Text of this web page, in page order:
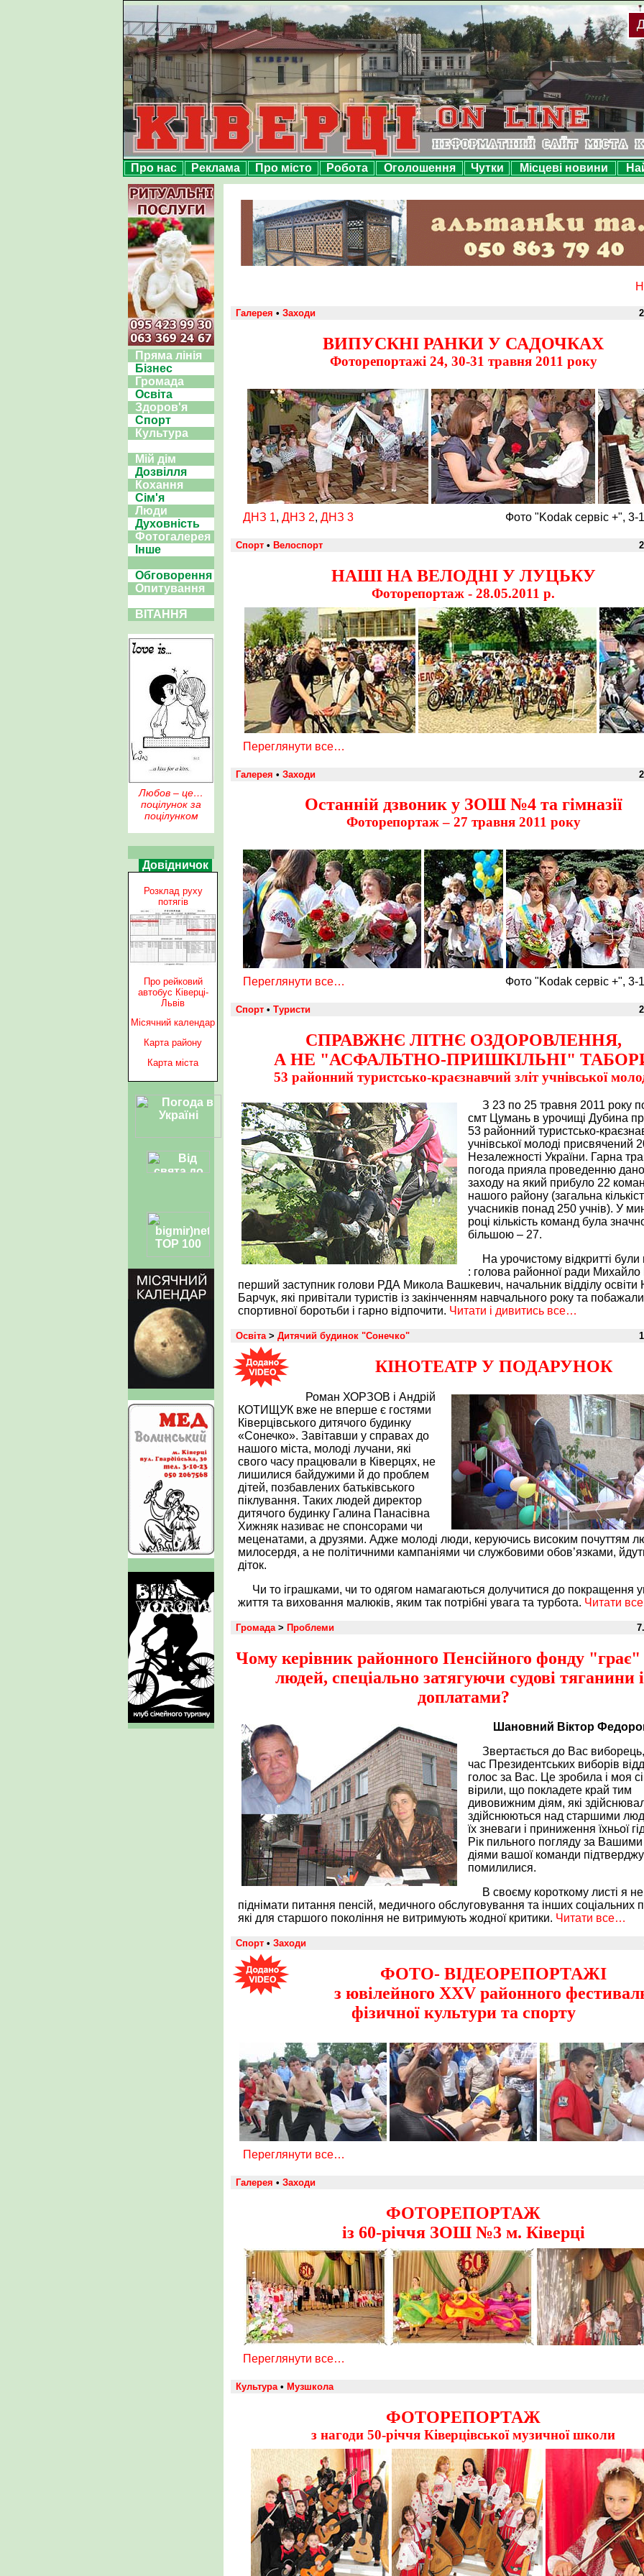
Про нас Реклама Про місто Робота Оголошення Чутки Місцеві новини
Пряма лінія
Бізнес
Громада
Освіта
Здоров'я
Спорт
Культура
Мій дім
Дозвілля
Кохання
Сім'я
Люди
Духовність
Фотогалерея
Інше
Обговорення
Опитування
ВІТАННЯ
Любов – це…
поцілунок за
поцілунком
Довідничок
Розклад руху
потягів
Про рейковий
автобус Ківерці-
Львів
Місячний календар
Карта району
Карта міста
Галерея • Заходи
ВИПУСКНІ РАНКИ У САДОЧКАХ
Фоторепортажі 24, 30-31 травня 2011 року
ДНЗ 1, ДНЗ 2, ДНЗ 3 Фото "Kodak сервіс +", 3-
Спорт • Велоспорт
НАШІ НА ВЕЛОДНІ У ЛУЦЬКУ
Фоторепортаж - 28.05.2011 р.
Переглянути все…
Галерея • Заходи
Останній дзвоник у ЗОШ №4 та гімназії
Фоторепортаж – 27 травня 2011 року
Переглянути все… Фото "Kodak сервіс +", 3-
Спорт • Туристи
СПРАВЖНЄ ЛІТНЄ ОЗДОРОВЛЕННЯ,
А НЕ "АСФАЛЬТНО-ПРИШКІЛЬНІ"
53 районний туристсько-краєзнавчий зліт учнівської
З 23 по 25 травня 2011 року
смт Цумань в урочищі Дубина
53 районний туристсько-
учнівської молоді присвячений
Незалежності України. Гарна
погода прияла проведенню
заходу на який прибуло 22
нашого району (загальна
учасників понад 250 учнів). У
році кількість команд була
більшою – 27.
На урочистому відкритті були
: голова районної ради Михайло
перший заступник голови РДА Микола Вашкевич, начальник відділу освіти
Барчук, які привітали туристів із закінченням навчального року та
спортивної боротьби і гарно відпочити. Читати і дивитись все…
Освіта > Дитячий будинок "Сонечко"
КІНОТЕАТР У ПОДАРУНОК
Роман ХОРЗОВ і Андрій
КОТИЩУК вже не вперше є гостями
Ківерцівського дитячого будинку
«Сонечко». Завітавши у справах до
нашого міста, молоді лучани, які
свого часу працювали в Ківерцях, не
лишилися байдужими й до проблем
дітей, позбавлених батьківського
піклування. Таких людей директор
дитячого будинку Галина Панасівна
Хижняк називає не спонсорами чи
меценатами, а друзями. Адже молоді люди, керуючись високим почуттям
милосердя, а не політичними кампаніями чи службовими обов’язками,
діток.
Чи то іграшками, чи то одягом намагаються долучитися до покращення
життя та виховання малюків, яким так потрібні увага та турбота. Читати
Громада > Проблеми
Чому керівник районного Пенсійного фонду
людей, спеціально затягуючи судові тяганини
доплатами?
Шановний Віктор
Звертається до Вас
час Президентських виборів
голос за Вас. Це зробила і моя
вірили, що покладете край тим
дивовижним діям, які
здійснюються над старшими
їх зневаги і приниження їхньої
Рік пильного погляду за Вашими
діями вашої команди
помилилися.
В своєму короткому листі я
піднімати питання пенсій, медичного обслуговування та інших соціальних
які для старшого покоління не витримують жодної критики. Читати все…
Спорт • Заходи
ФОТО- ВІДЕОРЕПОРТАЖІ
з ювілейного XXV районного
фізичної культури та спорту
Переглянути все…
Галерея • Заходи
ФОТОРЕПОРТАЖ
із 60-річчя ЗОШ №3 м. Ківерці
Переглянути все…
Культура• Музшкола
ФОТОРЕПОРТАЖ
з нагоди 50-річчя Ківерцівської музичної школи